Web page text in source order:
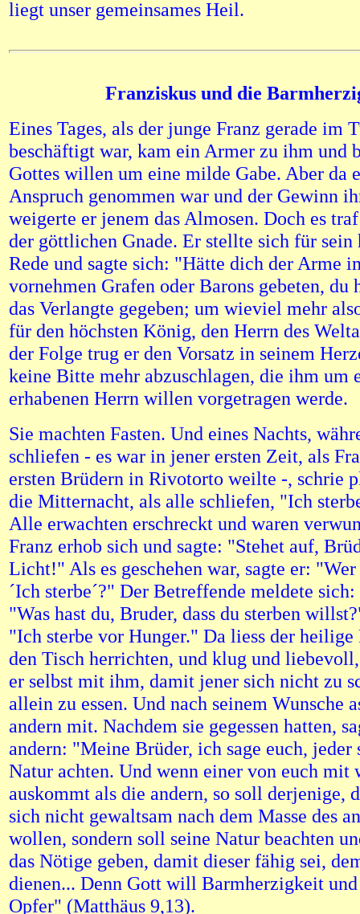
liegt unser gemeinsames Heil.
Franziskus und die
Eines Tages, als der junge Franz gerade im
beschäftigt war, kam ein Armer zu ihm und
Gottes willen um eine milde Gabe. Aber da
Anspruch genommen war und der Gewinn
weigerte er jenem das Almosen. Doch es
der göttlichen Gnade. Er stellte sich für sein
Rede und sagte sich: "Hätte dich der Arme
vornehmen Grafen oder Barons gebeten, du
das Verlangte gegeben; um wieviel mehr
für den höchsten König, den Herrn des
der Folge trug er den Vorsatz in seinem
keine Bitte mehr abzuschlagen, die ihm um
erhabenen Herrn willen vorgetragen werde.
Sie machten Fasten. Und eines Nachts,
schliefen - es war in jener ersten Zeit, als
ersten Brüdern in Rivotorto weilte -, schrie
die Mitternacht, als alle schliefen, "Ich
Alle erwachten erschreckt und waren
Franz erhob sich und sagte: "Stehet auf,
Licht!" Als es geschehen war, sagte er:
´Ich sterbe´?" Der Betreffende meldete
"Was hast du, Bruder, dass du sterben
"Ich sterbe vor Hunger." Da liess der heilige
den Tisch herrichten, und klug und
er selbst mit ihm, damit jener sich nicht zu
allein zu essen. Und nach seinem Wunsche
andern mit. Nachdem sie gegessen hatten,
andern: "Meine Brüder, ich sage euch, jeder
Natur achten. Und wenn einer von euch mit
auskommt als die andern, so soll derjenige,
sich nicht gewaltsam nach dem Masse des
wollen, sondern soll seine Natur beachten
das Nötige geben, damit dieser fähig sei,
dienen... Denn Gott will Barmherzigkeit und
Opfer" (Matthäus 9,13).